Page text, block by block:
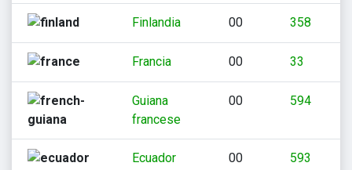
Finlandia 00 358
Francia 00 33
Guiana
francese
00 594
Ecuador 00 593